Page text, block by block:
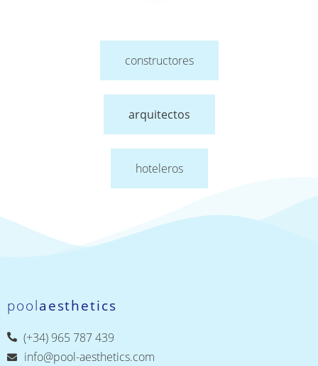
constructores
arquitectos
hoteleros
poolaesthetics
(+34) 965 787 439
info@pool-aesthetics.com